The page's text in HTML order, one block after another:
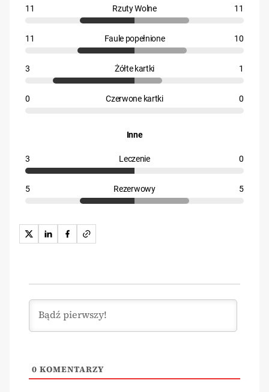
11 Rzuty Wolne 11
11 Faule popełnione 10
3 Żółte kartki 1
0 Czerwone kartki 0
Inne
3 Leczenie 0
5 Rezerwowy 5
0 KOMENTARZY